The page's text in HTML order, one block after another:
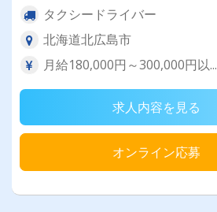
タクシードライバー
北海道北広島市
月給180,000円～300,000円以...
求人内容を見る
オンライン応募